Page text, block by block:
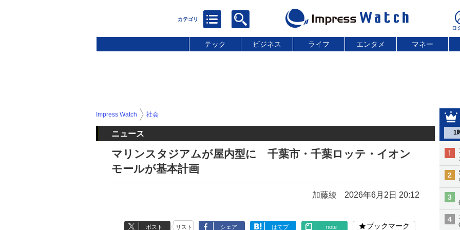
テック ビジネス ライフ エンタメ マネー
1
Impress Watch 社会
ニュース
マリンスタジアムが屋内型に 千葉市・千葉ロッテ・イオン
モールが基本計画
加藤綾 2026年6月2日 20:12
ポスト リスト シェア はてブ note ブックマーク